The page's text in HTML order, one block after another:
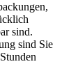
sind.
sind Sie